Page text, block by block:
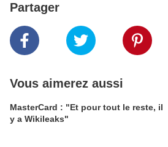
Partager
Vous aimerez aussi
MasterCard : "Et pour tout le reste, il
y a Wikileaks"